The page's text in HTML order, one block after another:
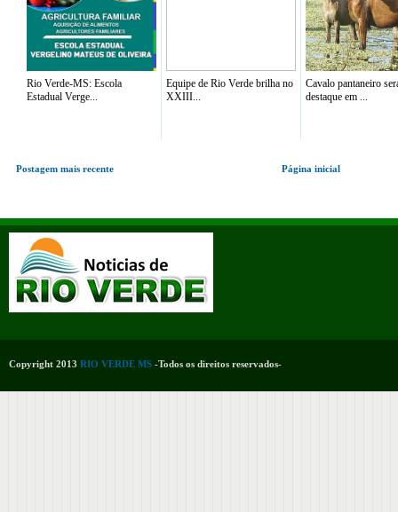
Rio Verde-MS: Escola
Estadual Verge...
Equipe de Rio Verde brilha no
XXIII...
Cavalo pantaneiro
destaque em ...
Postagem mais recente Página inicial
Copyright 2013 RIO VERDE MS -Todos os direitos reservados-